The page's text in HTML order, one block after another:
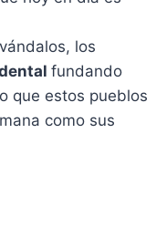
los
fundando
que estos pueblos
como sus